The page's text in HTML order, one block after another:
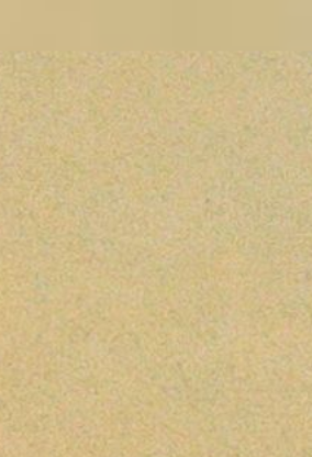
Unspunnen —
sports et